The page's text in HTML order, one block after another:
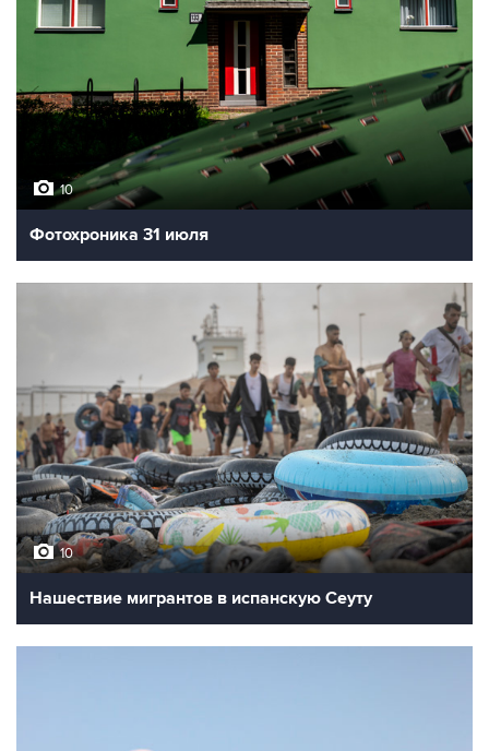
10
Фотохроника 31 июля
10
Нашествие мигрантов в испанскую Сеуту